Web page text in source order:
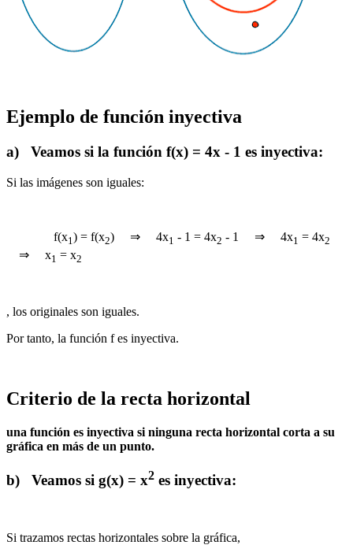
Ejemplo de función inyectiva
a) Veamos si la función f(x) = 4x - 1 es inyectiva:
Si las imágenes son iguales:
f(x1) = f(x2) ⇒ 4x1 - 1 = 4x2 - 1 ⇒ 4x1 = 4x2
⇒ x1 = x2
, los originales son iguales.
Por tanto, la función f es inyectiva.
Criterio de la recta horizontal
una función es inyectiva si ninguna recta horizontal corta a su
gráfica en más de un punto.
b) Veamos si g(x) = x2 es inyectiva:
Si trazamos rectas horizontales sobre la gráfica,